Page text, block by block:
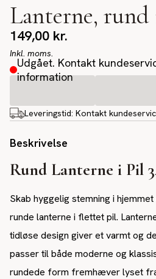
Lanterne,
149,00 kr.
Inkl. moms.
Udgået. Kontakt
information
Leveringstid: Kontakt
Beskrivelse
Rund Lanterne i Pil
Skab hyggelig stemning i
runde lanterne i flettet pil.
tidløse design giver et varmt og
passer til både moderne og
rundede form fremhæver lyset